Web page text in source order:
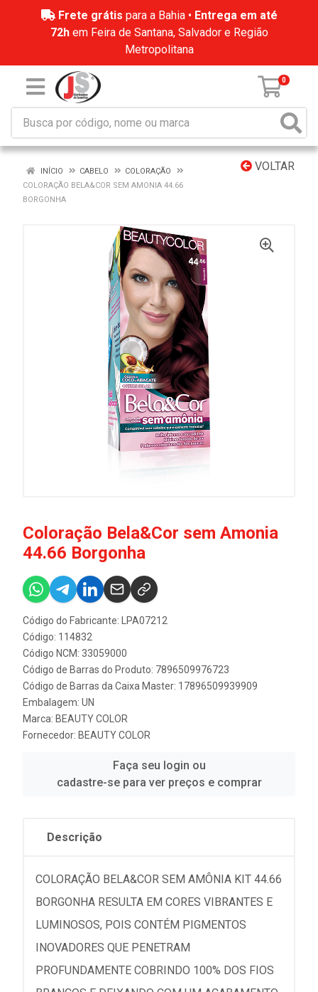
Frete grátis para a Bahia • Entrega em até
72hem Feira de Santana, Salvador e Região
Metropolitana
0
VOLTAR
INÍCIO CABELO
COLORAÇÃO
COLORAÇÃO BELA&COR SEM AMONIA 44.66
BORGONHA
Coloração Bela&Cor sem Amonia
44.66 Borgonha
Código do Fabricante: LPA07212
Código: 114832
Código NCM: 33059000
Código de Barras do Produto: 7896509976723
Código de Barras da Caixa Master: 17896509939909
Embalagem: UN
Marca: BEAUTY COLOR
Fornecedor: BEAUTY COLOR
Faça seu login ou
cadastre-se para ver preços e comprar
Descrição
COLORAÇÃO BELA&COR SEM AMÔNIA KIT 44.66
BORGONHA RESULTA EM CORES VIBRANTES E
LUMINOSOS, POIS CONTÉM PIGMENTOS
INOVADORES QUE PENETRAM
PROFUNDAMENTE COBRINDO 100% DOS FIOS